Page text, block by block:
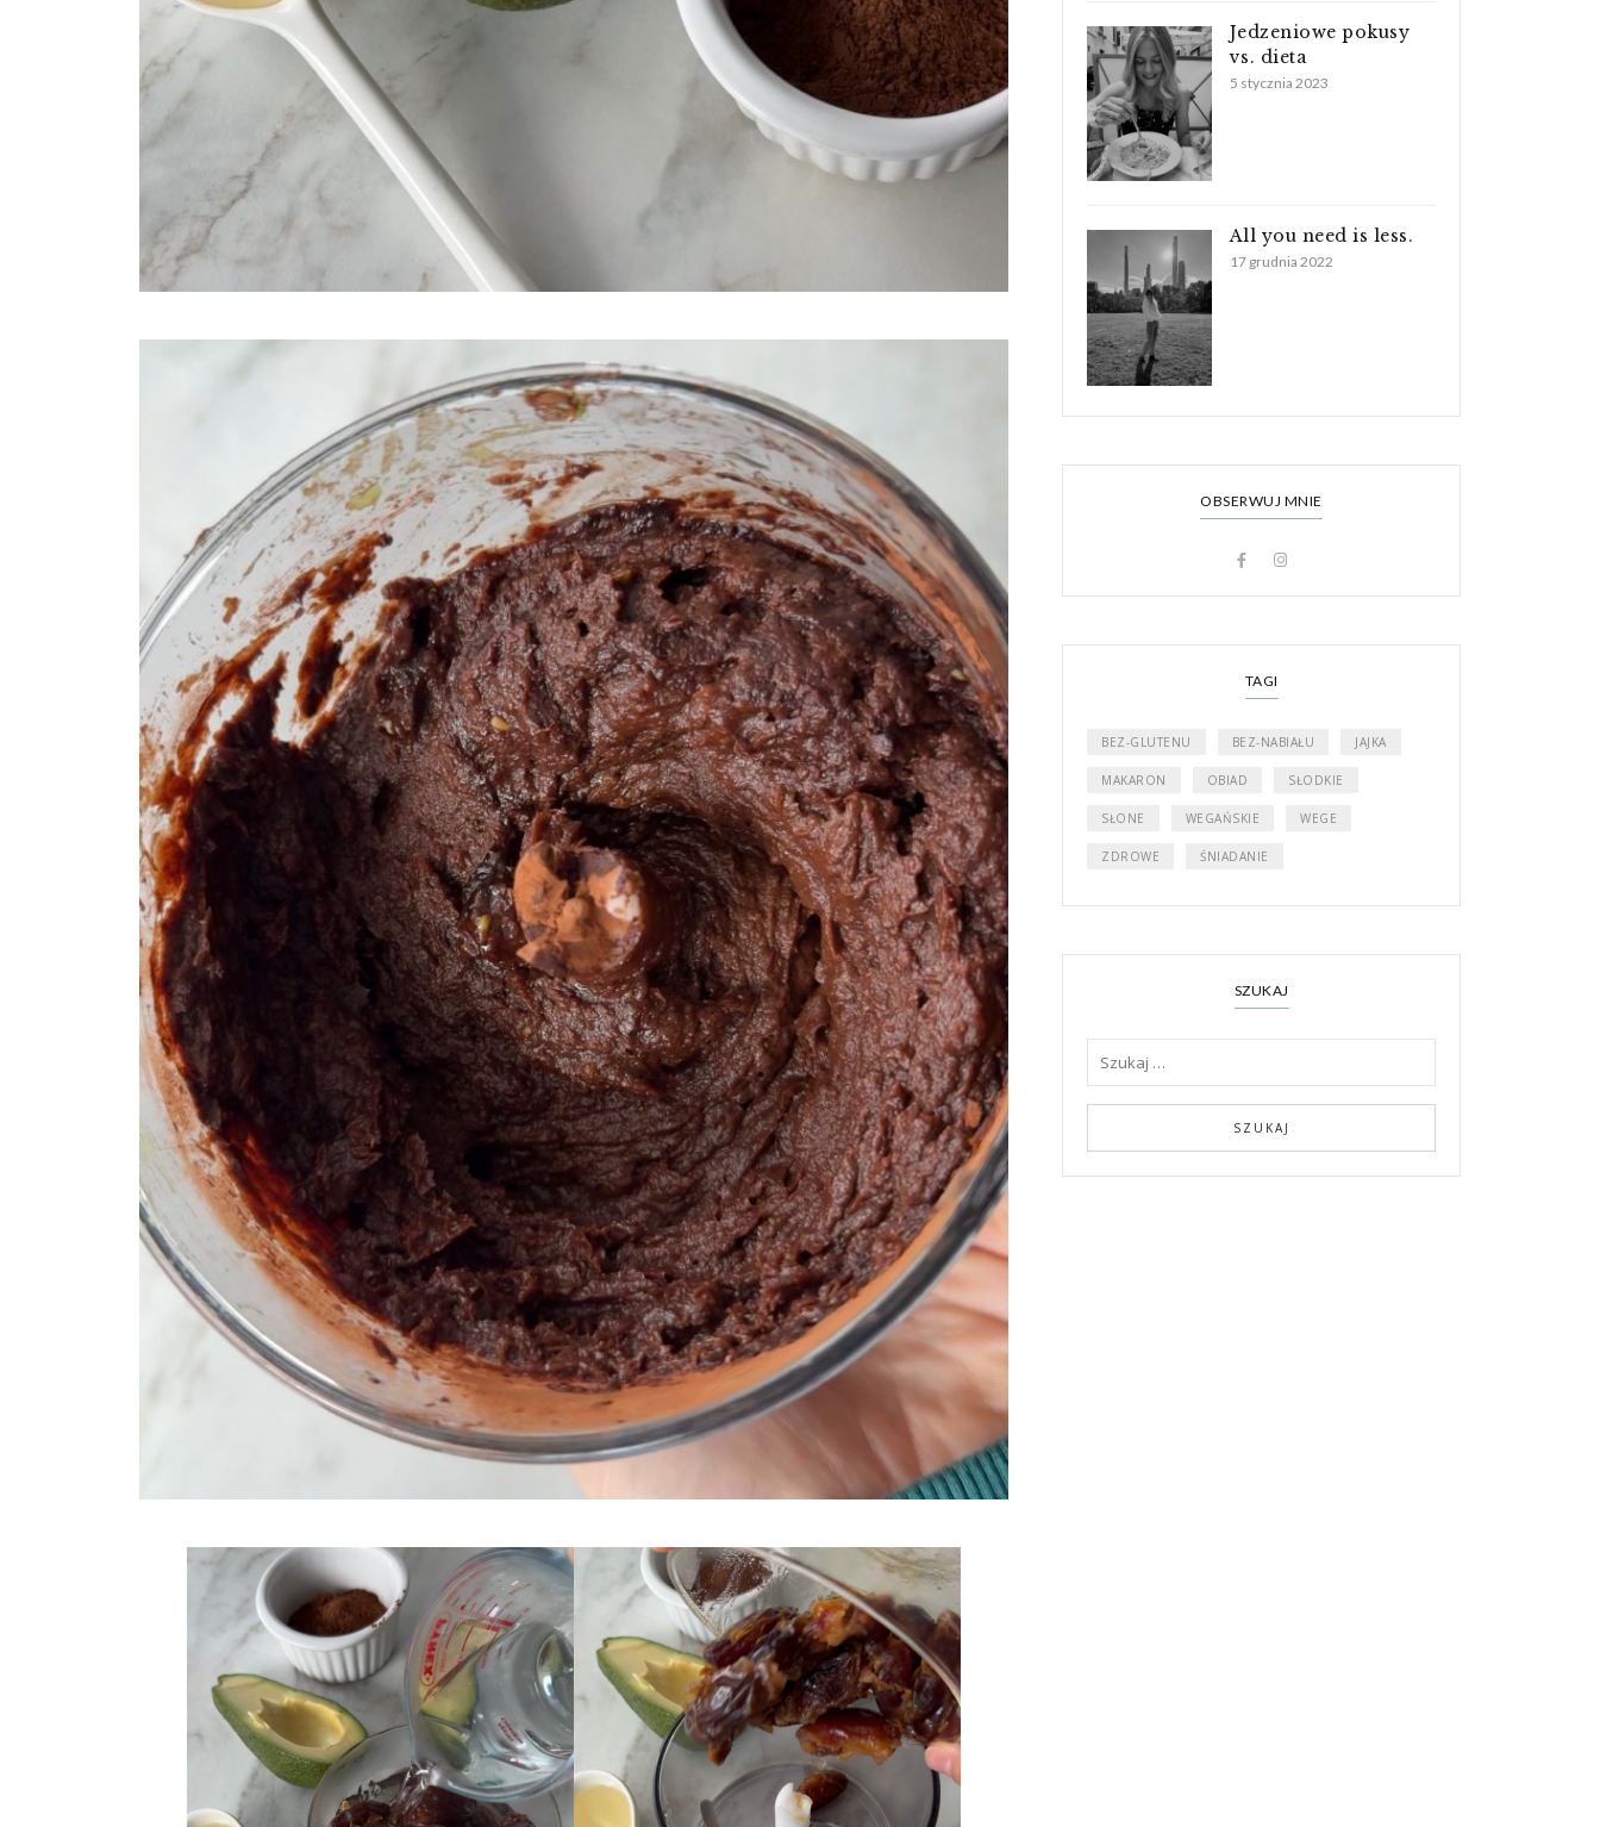
Jedzeniowe pokusy
vs. dieta
5 stycznia 2023
All you need is less.
17 grudnia 2022
OBSERWUJ MNIE
TAGI
BEZ-GLUTENU BEZ-NABIAŁU JAJKA
MAKARON OBIAD SŁODKIE
SŁONE WEGAŃSKIE WEGE
ZDROWE ŚNIADANIE
SZUKAJ